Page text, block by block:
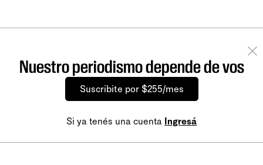
Nuestro periodismo depende de vos
Suscribite por $255/mes
Si ya tenés una cuenta Ingresá